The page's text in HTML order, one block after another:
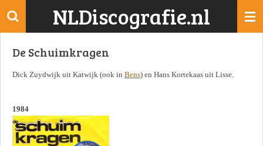
Ga
de
NLDiscografie.nl
De Schuimkragen
Dick Zuydwijk uit Katwijk (ook in Bens) en Hans Kortekaas uit Lisse.
1984